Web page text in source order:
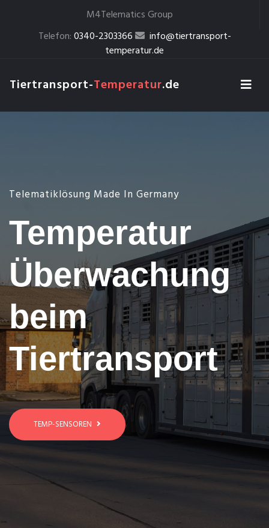
M4Telematics Group
Telefon:0340-2303366
info@tiertransport-
temperatur.de
Tiertransport-Temperatur.de
Telematiklösung Made In Germany
Temperatur
Überwachung
beim
Tiertransport
TEMP-SENSOREN